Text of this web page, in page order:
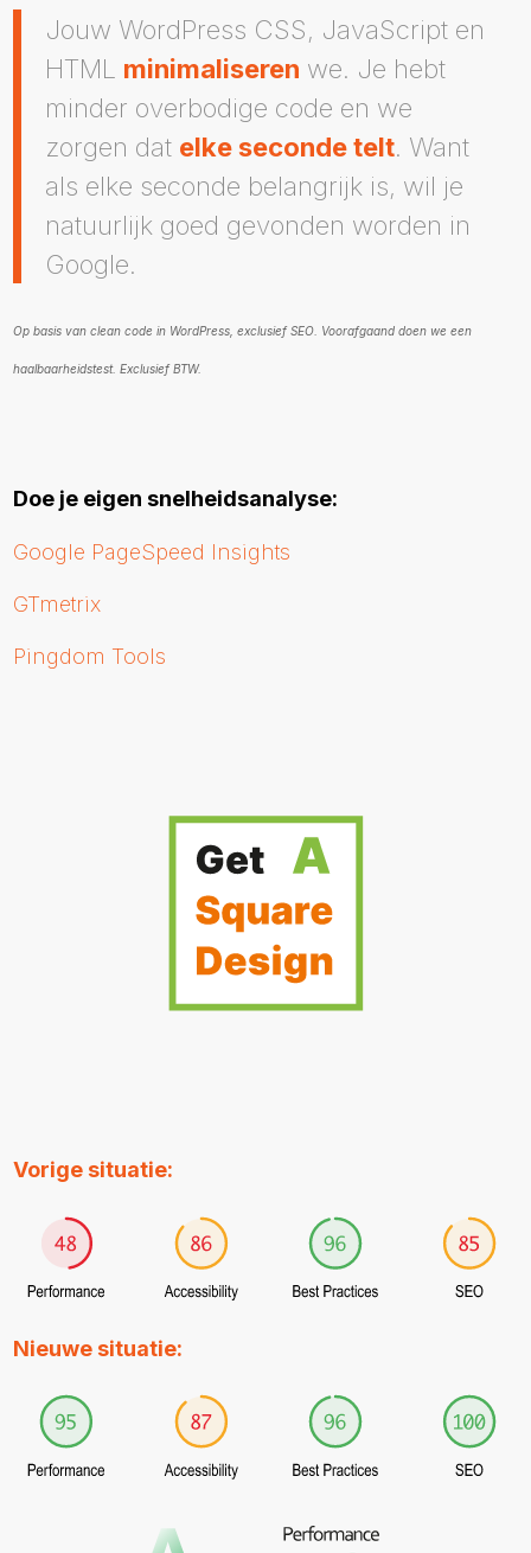
Jouw WordPress CSS, JavaScript en
HTML minimaliseren we. Je hebt
minder overbodige code en we
zorgen dat elke seconde telt. Want
als elke seconde belangrijk is, wil je
natuurlijk goed gevonden worden in
Google.
Op basis van clean code in WordPress, exclusief SEO. Voorafgaand doen we een
haalbaarheidstest. Exclusief BTW.
Doe je eigen snelheidsanalyse:
Google PageSpeed Insights
GTmetrix
Pingdom Tools
Vorige situatie:
Nieuwe situatie: